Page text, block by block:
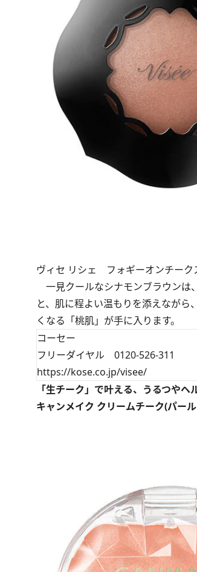
ヴィセ リシェ フォギーオンチーク
一見クールなシナモンブラウンは
と、肌に程よい温もりを添えなが
くなる「桃肌」が手に入ります。
コーセー
フリーダイヤル 0120-526-311
https://kose.co.jp/visee/
「生チーク」で叶える、うるつやヘ
キャンメイク クリームチーク(パー